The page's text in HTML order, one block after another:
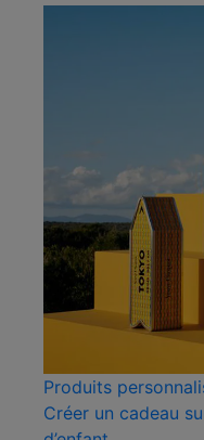
Produits
Créer un cadeau